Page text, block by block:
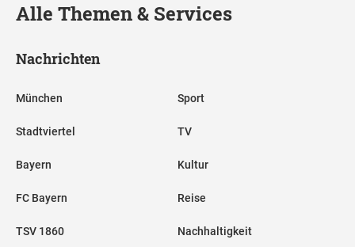
Alle Themen & Services
Nachrichten
München
Stadtviertel
Bayern
FC Bayern
TSV 1860
Sport
TV
Kultur
Reise
Nachhaltigkeit